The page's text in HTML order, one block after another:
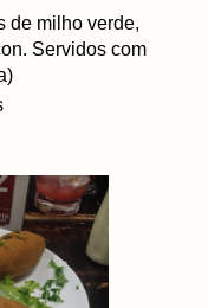
de milho verde,
Servidos com